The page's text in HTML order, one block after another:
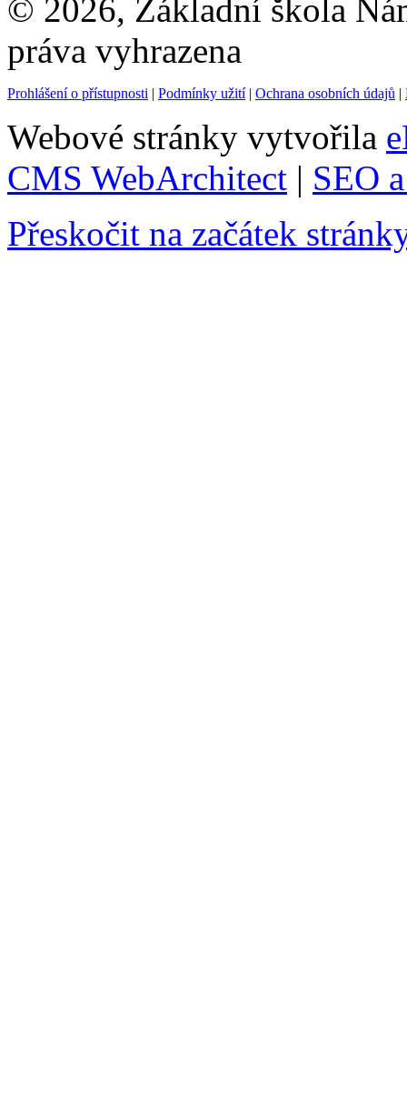
© 2026, Základní škola
práva vyhrazena
Prohlášení o přístupnosti | Podmínky užití| Ochrana osobních údajů |
Webové stránky vytvořila
CMS WebArchitect | SEO
Přeskočit na začátek